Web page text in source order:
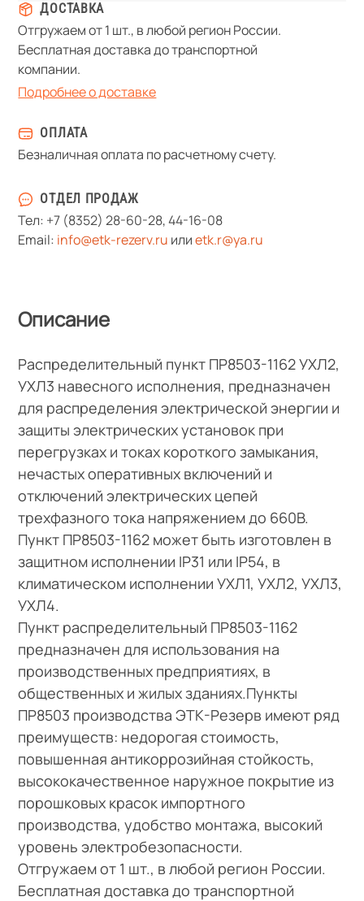
ДОСТАВКА
Отгружаем от 1 шт., в любой регион России.
Бесплатная доставка до транспортной
компании.
Подробнее о доставке
ОПЛАТА
Безналичная оплата по расчетному счету.
ОТДЕЛ ПРОДАЖ
Тел: +7 (8352) 28-60-28,44-16-08
Email: info@etk-rezerv.ru илиetk.r@ya.ru
Описание
Распределительный пункт ПР8503-1162 УХЛ2,
УХЛ3 навесного исполнения, предназначен
для распределения электрической энергии и
защиты электрических установок при
перегрузках и токах короткого замыкания,
нечастых оперативных включений и
отключений электрических цепей
трехфазного тока напряжением до 660В.
Пункт ПР8503-1162 может быть изготовлен в
защитном исполнении IP31 или IP54, в
климатическом исполнении УХЛ1, УХЛ2, УХЛ3,
УХЛ4.
Пункт распределительный ПР8503-1162
предназначен для использования на
производственных предприятиях, в
общественных и жилых зданиях.Пункты
ПР8503 производства ЭТК-Резерв имеют ряд
преимуществ: недорогая стоимость,
повышенная антикоррозийная стойкость,
высококачественное наружное покрытие из
порошковых красок импортного
производства, удобство монтажа, высокий
уровень электробезопасности.
Отгружаем от 1 шт., в любой регион России.
Бесплатная доставка до транспортной